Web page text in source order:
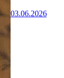
03.06.2026